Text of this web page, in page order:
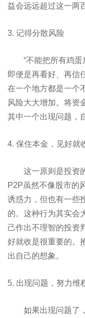
益会远远超过这一两
3. 记得分散风险
“不能把所有鸡蛋放
即便是再看好、再信
在一个地方都是一个
风险大大增加。将资
其中一个出现问题，
4. 保住本金，见好就
这一原则是投资的
P2P虽然不像股市的
诱惑力，但也有一些
的。这种行为其实会
己作出不理智的投资
好就收是很重要的。
出自己的想象。
5. 出现问题，努力维
如果出现问题了，